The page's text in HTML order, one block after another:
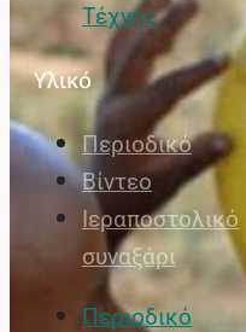
Τέχνης
Υλικό
Περιοδικό
Βίντεο
Ιεραποστολικό
συναξάρι
Περιοδικό